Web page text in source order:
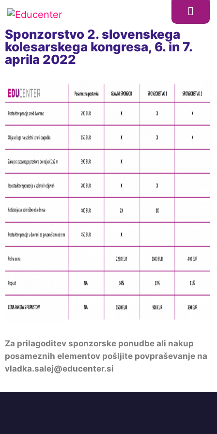
Sponzorstvo 2. slovenskega
kolesarskega kongresa, 6. in 7.
aprila 2022
Za prilagoditev sponzorske ponudbe ali nakup
posameznih elementov pošljite povpraševanje na
vladka.salej@educenter.si